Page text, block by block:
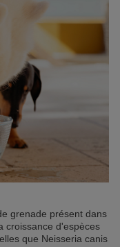
grenade présent dans
croissance d'espèces
que Neisseria canis